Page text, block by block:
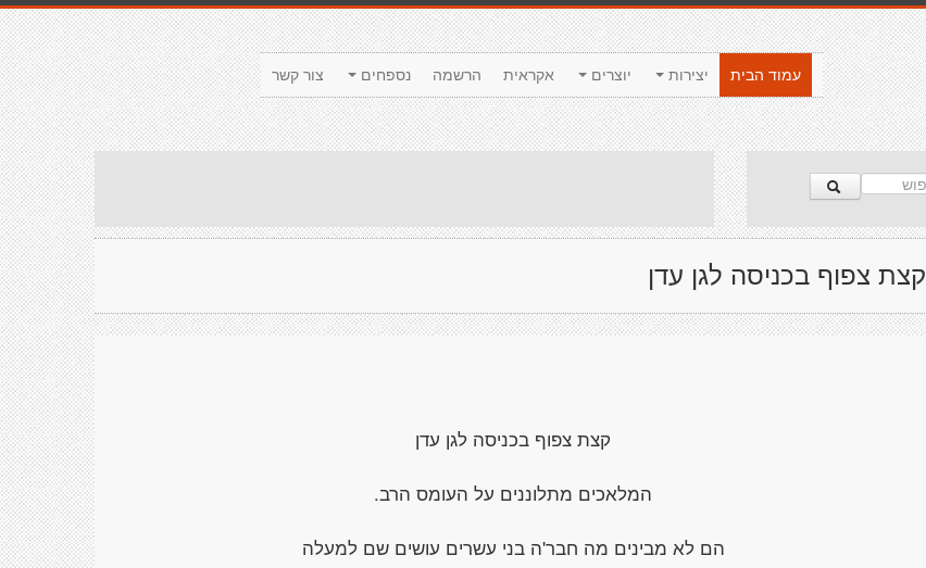
צור קשר נספחים הרשמה אקראית יוצרים יצירות
עמוד הבית
קצת צפוף בכניסה לגן עדן
קצת צפוף בכניסה לגן עדן
המלאכים מתלוננים על העומס הרב.
הם לא מבינים מה חבר'ה בני עשרים עושים שם למעלה